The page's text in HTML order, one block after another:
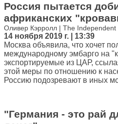
Россия пытается
африканских
Оливер Кэрролл | The Independent
14 ноября 2019 г. | 13:39
Москва объявила, что хочет
международному эмбарго на
экспортируемые из ЦАР,
этой меры по отношению к
Россию подозревают в иных
"Германия - это рай